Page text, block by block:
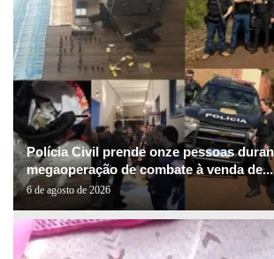
Polícia Civil prende onze pessoas
megaoperação de combate à venda de...
6 de agosto de 2026